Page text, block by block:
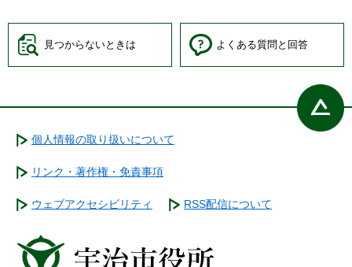
見つからないときは よくある質問と回答
個人情報の取り扱いについて
リンク・著作権・免責事項
ウェブアクセシビリティ RSS配信について